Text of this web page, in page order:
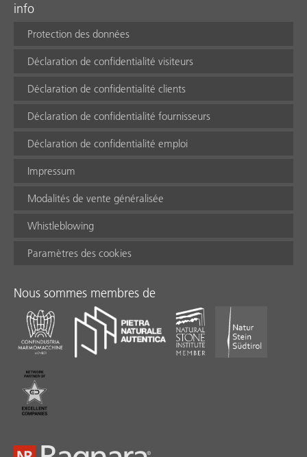
info
Protection des données
Déclaration de confidentialité visiteurs
Déclaration de confidentialité clients
Déclaration de confidentialité fournisseurs
Déclaration de confidentialité emploi
Impressum
Modalités de vente généralisée
Whistleblowing
Paramètres des cookies
Nous sommes membres de